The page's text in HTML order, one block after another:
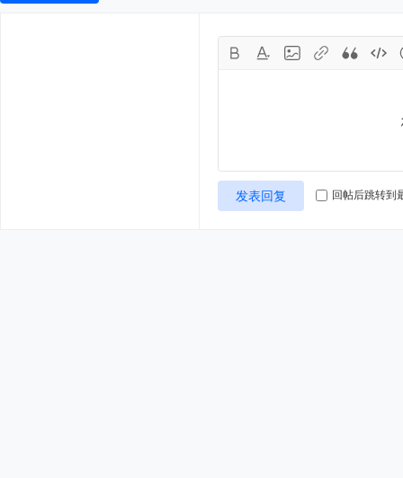
发表回复 回帖后跳转到